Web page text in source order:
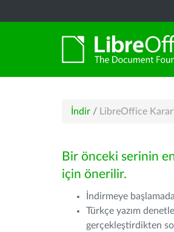
İndir / LibreOffice
Bir önceki serinin
için önerilir.
İndirmeye
Türkçe yazım
gerçekleştirdikten